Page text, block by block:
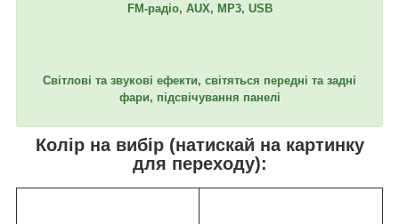
FM-радіо, AUX, MP3, USB
Світлові та звукові ефекти, світяться передні та задні
фари, підсвічування панелі
Колір на вибір (натискай на картинку
для переходу):